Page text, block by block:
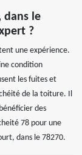
dans le
?
une expérience.
condition
les fuites et
de la toiture. Il
des
78 pour une
dans le 78270.